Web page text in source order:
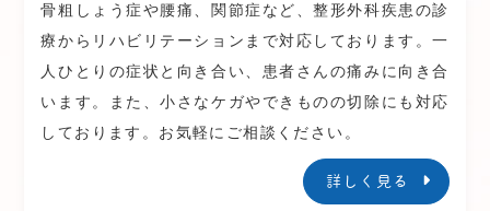
報、特定健診情報その他必要な診療情報を取得・
活用して質の高い医療の提供に努めております。
正確な情報を取得・活用するため、マイナンバー
カードの健康保険証利用にご協力をお願いいたし
ます。
骨粗しょう症や腰痛、関節症など、整形外科疾患の診
療からリハビリテーションまで対応しております。一
人ひとりの症状と向き合い、患者さんの痛みに向き合
います。また、小さなケガやできものの切除にも対応
しております。お気軽にご相談ください。
詳しく見る